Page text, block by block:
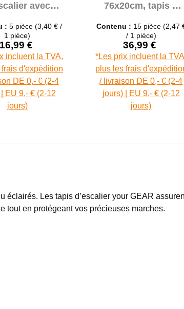
avec
:5 pièce(3,40 € /
1 pièce)
Prix de vente :
16,99 €
Prix régulier :
incluent la TVA,
d'expédition
DE 0,- € (2-4
EU 9,- € (2-12
jours)
76x20cm, tapis d
dessous en TPR
Contenu : 15 pièce (2,47
/ 1 pièce)
Prix de
36,99 €
Prix
*Les prix incluent la
plus les frais
/ livraison DE 0,- € (2-4
jours) | EU 9,- € (2-12
jours)
Les tapis d’escalier your GEAR
tout en protégeant vos précieuses marches.